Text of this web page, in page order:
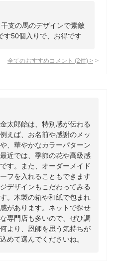
支の馬のデザインで素敵
す50個入りで、お得です
全てのおすすめコメント (2件) >
太郎飴は、特別感が伝わる
えば、お名前や感謝のメッ
、華やかなカラーパターン
近では、季節の花や高級感
す。また、オーダーメイド
フを入れることもできます
デザインもこだわってみる
。木製の箱や和紙で包まれ
があります。ネットで探せ
専門店も多いので、ぜひ調
より、恩師を思う気持ちが
めて選んでくださいね。